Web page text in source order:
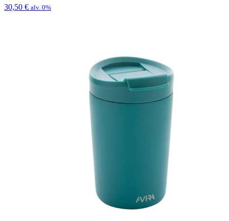
30,50 € alv. 0%